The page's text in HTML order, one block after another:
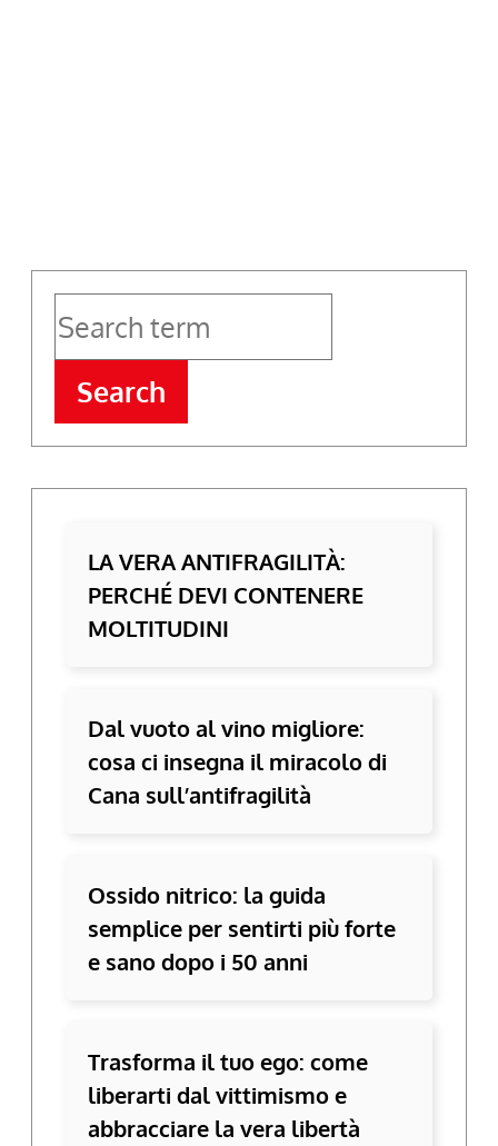
Search
LA VERA ANTIFRAGILITÀ:
PERCHÉ DEVI CONTENERE
MOLTITUDINI
Dal vuoto al vino migliore:
cosa ci insegna il miracolo di
Cana sull’antifragilità
Ossido nitrico: la guida
semplice per sentirti più forte
e sano dopo i 50 anni
Trasforma il tuo ego: come
liberarti dal vittimismo e
abbracciare la vera libertà